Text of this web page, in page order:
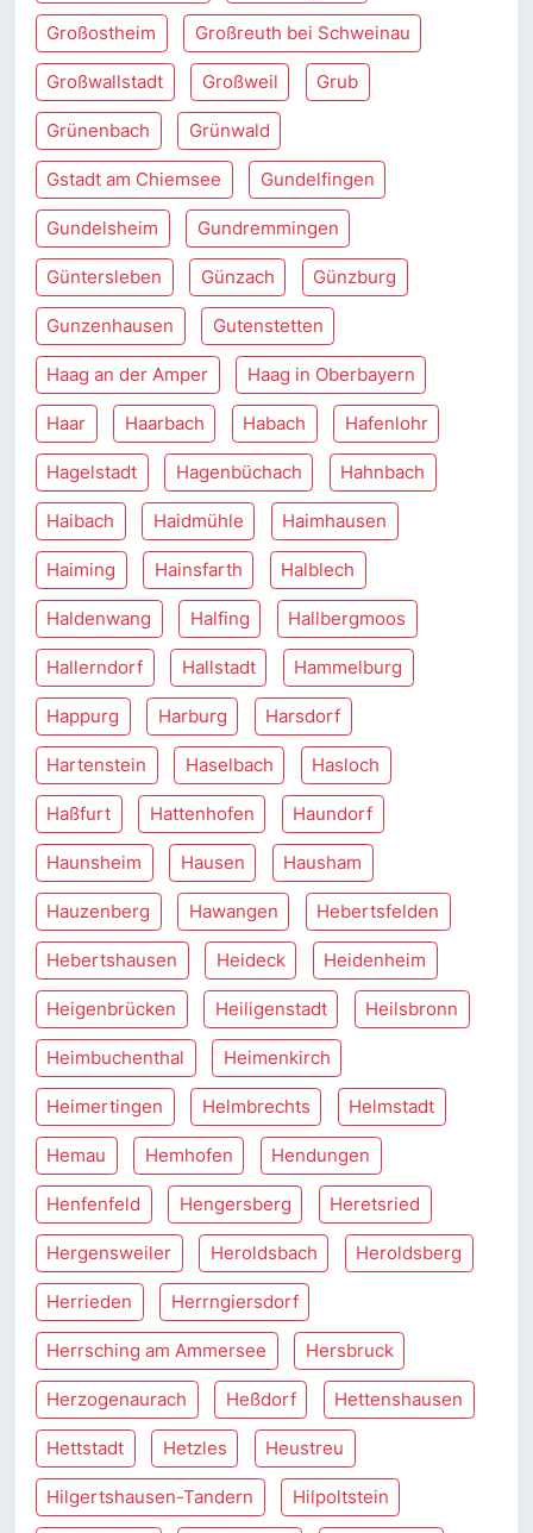
Großostheim Großreuth bei Schweinau
Großwallstadt Großweil Grub
Grünenbach Grünwald
Gstadt am Chiemsee Gundelfingen
Gundelsheim Gundremmingen
Güntersleben Günzach Günzburg
Gunzenhausen Gutenstetten
Haag an der Amper Haag in Oberbayern
Haar Haarbach Habach Hafenlohr
Hagelstadt Hagenbüchach Hahnbach
Haibach Haidmühle Haimhausen
Haiming Hainsfarth Halblech
Haldenwang Halfing Hallbergmoos
Hallerndorf Hallstadt Hammelburg
Happurg Harburg Harsdorf
Hartenstein Haselbach Hasloch
Haßfurt Hattenhofen Haundorf
Haunsheim Hausen Hausham
Hauzenberg Hawangen Hebertsfelden
Hebertshausen Heideck Heidenheim
Heigenbrücken Heiligenstadt Heilsbronn
Heimbuchenthal Heimenkirch
Heimertingen Helmbrechts Helmstadt
Hemau Hemhofen Hendungen
Henfenfeld Hengersberg Heretsried
Hergensweiler Heroldsbach Heroldsberg
Herrieden Herrngiersdorf
Herrsching am Ammersee Hersbruck
Herzogenaurach Heßdorf Hettenshausen
Hettstadt Hetzles Heustreu
Hilgertshausen-Tandern Hilpoltstein